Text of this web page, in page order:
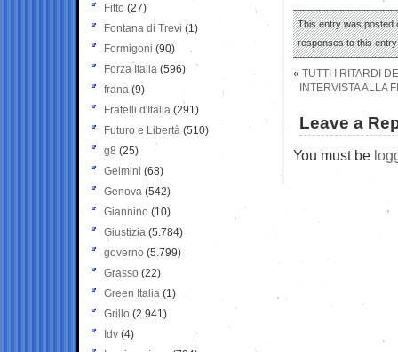
This entry was posted
responses to this
« TUTTI I RITARDI
INTERVISTA ALLA
Leave a
You must be
Fitto (27)
Fontana di Trevi (1)
Formigoni (90)
Forza Italia (596)
frana (9)
Fratelli d'Italia (291)
Futuro e Libertà (510)
g8 (25)
Gelmini (68)
Genova (542)
Giannino (10)
Giustizia (5.784)
governo (5.799)
Grasso (22)
Green Italia (1)
Grillo (2.941)
Idv (4)